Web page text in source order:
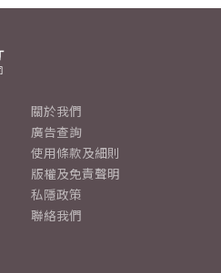
關於我們
廣告查詢
使用條款及細則
版權及免責聲明
私隱政策
聯絡我們